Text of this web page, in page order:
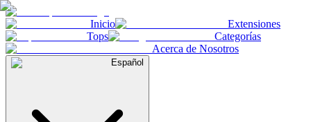
Inicio
Extensiones
Tops
Categorías
Acerca de Nosotros
Español